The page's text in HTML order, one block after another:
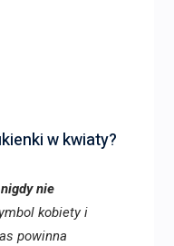
w kwiaty?
nie
kobiety i
powinna